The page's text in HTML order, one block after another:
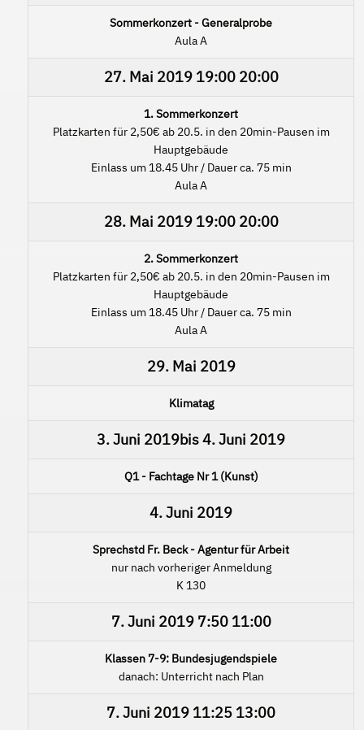
Sommerkonzert - Generalprobe
Aula A
27. Mai 201919:00 20:00
1. Sommerkonzert
Platzkarten für 2,50€ ab 20.5. in den 20min-Pausen im
Hauptgebäude
Einlass um 18.45 Uhr / Dauer ca. 75 min
Aula A
28. Mai 201919:00 20:00
2. Sommerkonzert
Platzkarten für 2,50€ ab 20.5. in den 20min-Pausen im
Hauptgebäude
Einlass um 18.45 Uhr / Dauer ca. 75 min
Aula A
29. Mai 2019
Klimatag
3. Juni 2019bis4. Juni 2019
Q1 - Fachtage Nr 1 (Kunst)
4. Juni 2019
Sprechstd Fr. Beck - Agentur für Arbeit
nur nach vorheriger Anmeldung
K 130
7. Juni 20197:50 11:00
Klassen 7-9: Bundesjugendspiele
danach: Unterricht nach Plan
7. Juni 2019 11:25 13:00